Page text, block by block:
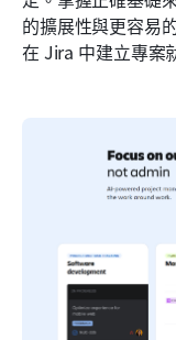
的擴展性與更容易
在 Jira 中建立專案